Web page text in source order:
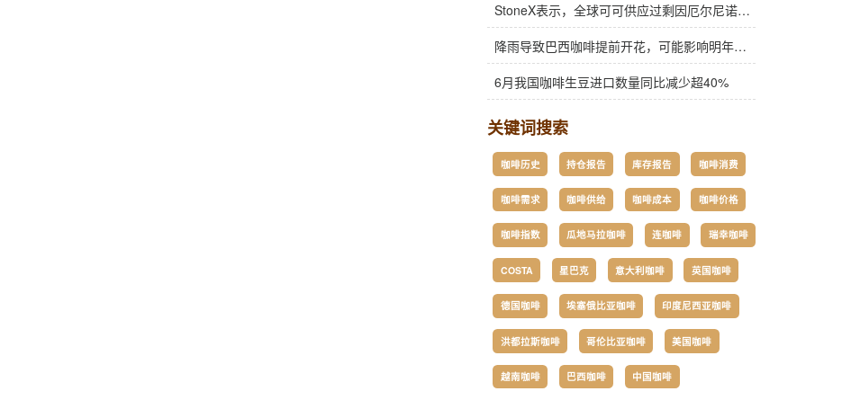
StoneX表示，全球可可供应过剩因厄尔尼诺而萎缩
降雨导致巴西咖啡提前开花，可能影响明年产量，造成近期价格波动极不稳定
6月我国咖啡生豆进口数量同比减少超40%
关键词搜索
咖啡历史 持仓报告 库存报告 咖啡消费
咖啡需求 咖啡供给 咖啡成本 咖啡价格
咖啡指数 瓜地马拉咖啡 连咖啡 瑞幸咖啡
COSTA 星巴克 意大利咖啡 英国咖啡
德国咖啡 埃塞俄比亚咖啡 印度尼西亚咖啡
洪都拉斯咖啡 哥伦比亚咖啡 美国咖啡
越南咖啡 巴西咖啡 中国咖啡